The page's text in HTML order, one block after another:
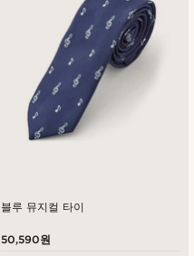
블루 뮤지컬 타이
50,590원